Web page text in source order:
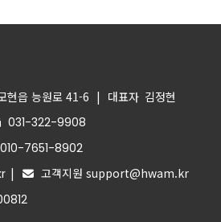
현읍 능원로 41-6 | 대표자 김정현
031-322-9908
010-7651-8902
|
고객지원 support@hwam.kr